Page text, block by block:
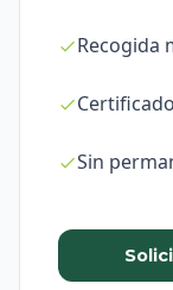
Recogida
Sin